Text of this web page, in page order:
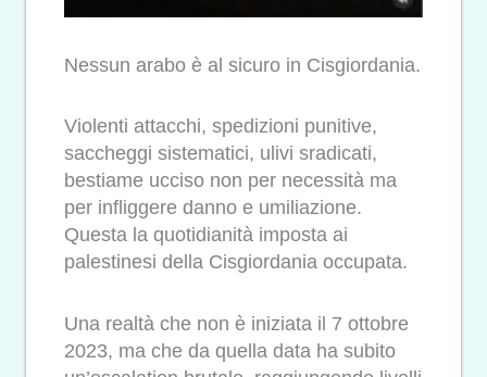
Nessun arabo è al sicuro in Cisgiordania.
Violenti attacchi, spedizioni punitive,
saccheggi sistematici, ulivi sradicati,
bestiame ucciso non per necessità ma
per infliggere danno e umiliazione.
Questa la quotidianità imposta ai
palestinesi della Cisgiordania occupata.
Una realtà che non è iniziata il 7 ottobre
2023, ma che da quella data ha subito